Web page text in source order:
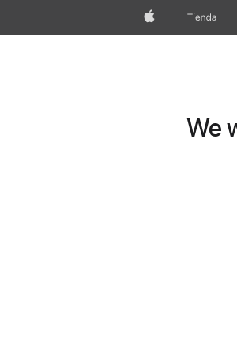
AppleTienda
We